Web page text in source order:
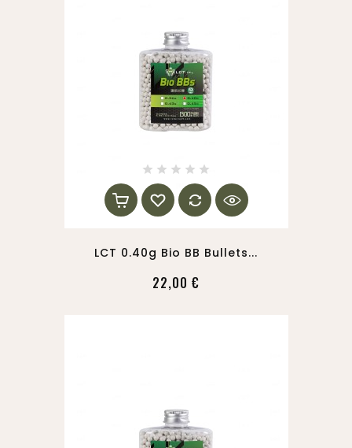
LCT 0.40g Bio BB Bullets...
22,00 €